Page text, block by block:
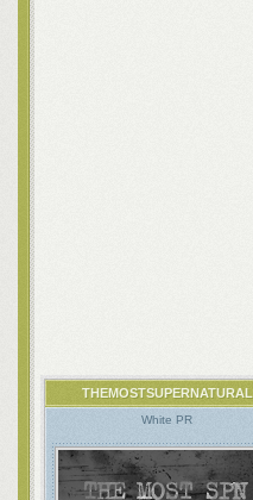
THEMOSTSUPERNATURAL
White PR